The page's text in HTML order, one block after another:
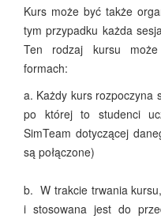
Kurs może być także
tym przypadku każda
Ten rodzaj kursu
formach:
a. Każdy kurs rozpoczyna
po której to studenci
SimTeam dotyczącej
są połączone)
b. W trakcie trwania
i stosowana jest do